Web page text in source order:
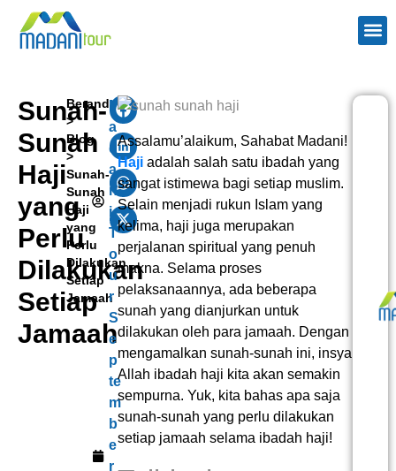
Sunah-
Sunah
Haji
yang
Perlu
Dilakukan
Setiap
Jamaah
Beranda
>
Blog
>
Sunah-
Sunah
Haji
yang
Perlu
Dilakukan
Setiap
Jamaah
M
a
d
a
n
i
T
o
u
r
S
e
p
te
m
b
e
r
Assalamu’alaikum, Sahabat Madani!
Hajiadalah salah satu ibadah yang
sangat istimewa bagi setiap muslim.
Selain menjadi rukun Islam yang
kelima, haji juga merupakan
perjalanan spiritual yang penuh
makna. Selama proses
pelaksanaannya, ada beberapa
sunah yang dianjurkan untuk
dilakukan oleh para jamaah. Dengan
mengamalkan sunah-sunah ini, insya
Allah ibadah haji kita akan semakin
sempurna. Yuk, kita bahas apa saja
sunah-sunah yang perlu dilakukan
setiap jamaah selama ibadah haji!